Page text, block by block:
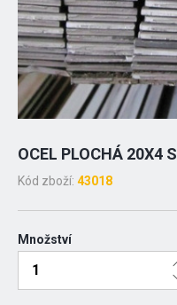
OCEL PLOCHÁ 20X4
Kód zboží: 43018
Množství